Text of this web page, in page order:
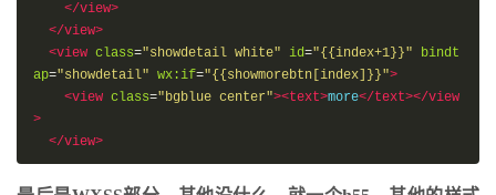
</view>
</view>
<view class="showdetail white" id="{{index+1}}"
bindt
ap="showdetail" wx:if="{{showmorebtn[index]}}">
<view class="bgblue center"><text>more</text></view
>
</view>